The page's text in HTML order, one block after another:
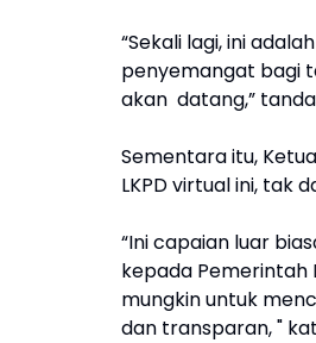
“Sekali lagi, ini
penyemangat bagi
akan datang,”
Sementara itu,
LKPD virtual ini, tak
“Ini capaian luar
kepada Pemerintah
mungkin untuk
dan transparan, "